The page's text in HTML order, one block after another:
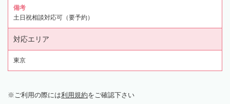
備考
土日祝相談対応可（要予約）
対応エリア
東京
ご利用の際には利用規約をご確認下さい